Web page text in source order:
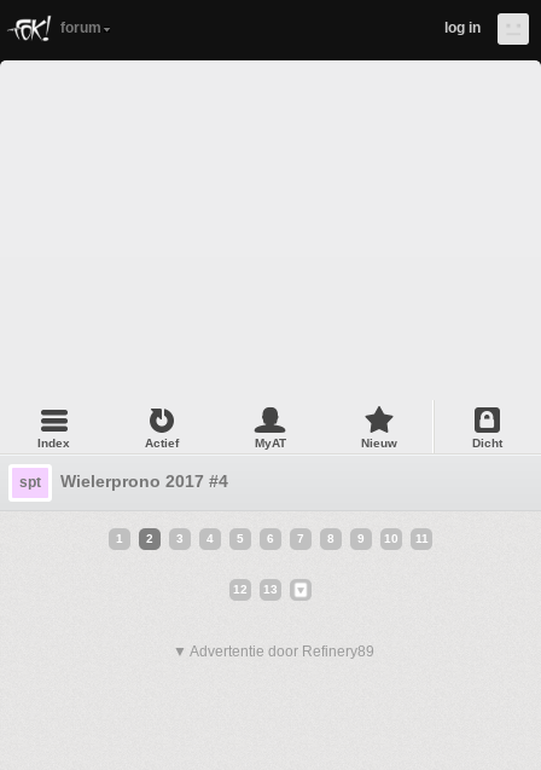
forum log in
Index Actief MyAT Nieuw Dicht
spt Wielerprono 2017 #4
1 2 3 4 5 6 7 8 9 10 11
12 13
▼ Advertentie door Refinery89